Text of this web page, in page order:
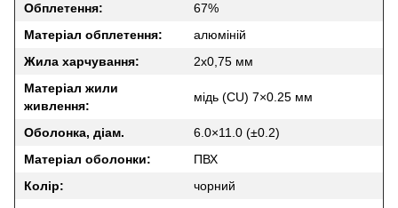
Обплетення:
67%
Матеріал обплетення:
алюміній
Жила харчування:
2х0,75 мм
Матеріал жили
живлення:
мідь (CU) 7×0.25 мм
Оболонка, діам.
6.0×11.0 (±0.2)
Матеріал оболонки:
ПВХ
Колір:
чорний